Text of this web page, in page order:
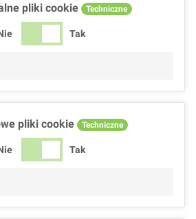
pliki cookie Techniczne
Tak
pliki cookie Techniczne
Tak